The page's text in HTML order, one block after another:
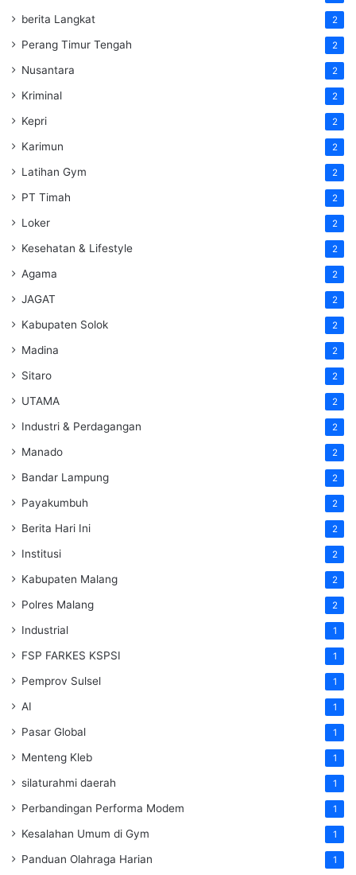
berita Langkat 2
Perang Timur Tengah 2
Nusantara 2
Kriminal 2
Kepri 2
Karimun 2
Latihan Gym 2
PT Timah 2
Loker 2
Kesehatan & Lifestyle 2
Agama 2
JAGAT 2
Kabupaten Solok 2
Madina 2
Sitaro 2
UTAMA 2
Industri & Perdagangan 2
Manado 2
Bandar Lampung 2
Payakumbuh 2
Berita Hari Ini 2
Institusi 2
Kabupaten Malang 2
Polres Malang 2
Industrial 1
FSP FARKES KSPSI 1
Pemprov Sulsel 1
AI 1
Pasar Global 1
Menteng Kleb 1
silaturahmi daerah 1
Perbandingan Performa Modem 1
Kesalahan Umum di Gym 1
Panduan Olahraga Harian 1